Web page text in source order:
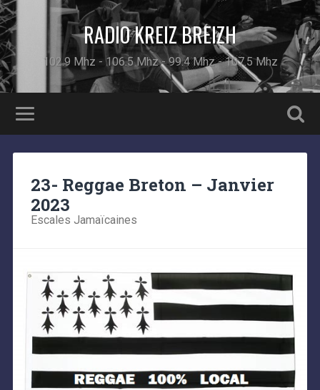
RADIO KREIZ BREIZH
102.9 Mhz - 106.5 Mhz - 99.4 Mhz - 107.5 Mhz
23- Reggae Breton – Janvier
2023
Escales Jamaïcaines